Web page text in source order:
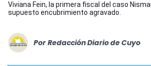
Viviana Fein, la primera fiscal del caso
supuesto encubrimiento agravado.
Por Redacción Diario de Cuyo